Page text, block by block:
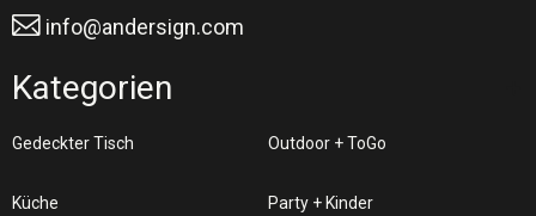
info@andersign.com
Kategorien
Gedeckter Tisch Outdoor + ToGo
Küche Party + Kinder